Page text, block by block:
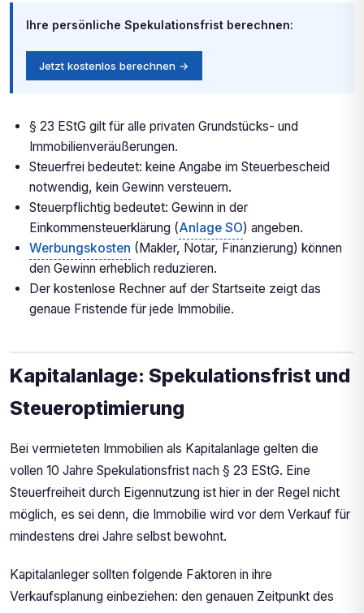
Ihre persönliche Spekulationsfrist berechnen:
Jetzt kostenlos berechnen →
§ 23 EStG gilt für alle privaten Grundstücks- und
Immobilienveräußerungen.
Steuerfrei bedeutet: keine Angabe im Steuerbescheid
notwendig, kein Gewinn versteuern.
Steuerpflichtig bedeutet: Gewinn in der
Einkommensteuerklärung (Anlage SO) angeben.
Werbungskosten (Makler, Notar, Finanzierung) können
den Gewinn erheblich reduzieren.
Der kostenlose Rechner auf der Startseite zeigt das
genaue Fristende für jede Immobilie.
Kapitalanlage: Spekulationsfrist und
Steueroptimierung
Bei vermieteten Immobilien als Kapitalanlage gelten die
vollen 10 Jahre Spekulationsfrist nach § 23 EStG. Eine
Steuerfreiheit durch Eigennutzung ist hier in der Regel nicht
möglich, es sei denn, die Immobilie wird vor dem Verkauf für
mindestens drei Jahre selbst bewohnt.
Kapitalanleger sollten folgende Faktoren in ihre
Verkaufsplanung einbeziehen: den genauen Zeitpunkt des